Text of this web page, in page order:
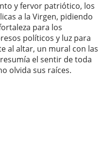
y fervor patriótico, los
a la Virgen, pidiendo
para los
políticos y luz para
al altar, un mural con las
el sentir de toda
olvida sus raíces.